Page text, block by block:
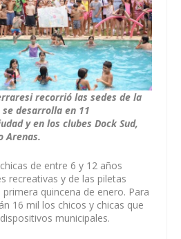
recorrió las sedes de la
desarrolla en 11
y en los clubes Dock Sud,
Arenas.
de entre 6 y 12 años
recreativas y de las piletas
quincena de enero. Para
16 mil los chicos y chicas que
municipales.